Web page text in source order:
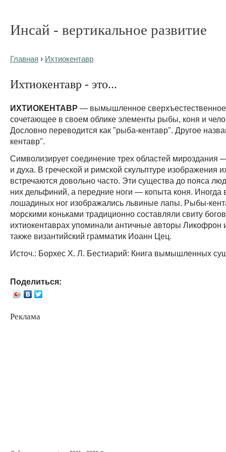
Инсай - вертикальное развитие
Главная › Ихтиокентавр
Ихтиокентавр - это...
ИХТИОКЕНТАВР — вымышленное
сочетающее в своем облике элементы рыбы, коня и
Дословно переводится как "рыба-кентавр". Другое
кентавр".
Символизирует соединение трех областей мироздания
и духа. В греческой и римской скульптуре изображения
встречаются довольно часто. Эти существа до пояса
них дельфиний, а передние ноги — копыта коня. Иногда
лошадиных ног изображались львиные лапы. Рыбы-
морскими коньками традиционно составляли свиту
ихтиокентаврах упоминали античные авторы Ликофрон
также византийский грамматик Иоанн Цец.
Источ.: Борхес Х. Л. Бестиарий: Книга вымышленных
Поделиться:
Реклама